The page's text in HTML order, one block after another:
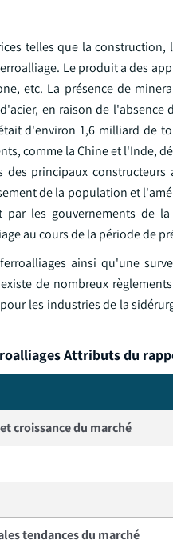
telles que la
Le produit a des
etc. La présence de
en raison de
d'environ 1,6 milliard de
comme la Chine et l'Inde,
principaux
de la population et
les gouvernements de
au cours de la période de
ainsi qu'une
de nombreux
les industries de la
Attributs du
croissance du marché
tendances du marché